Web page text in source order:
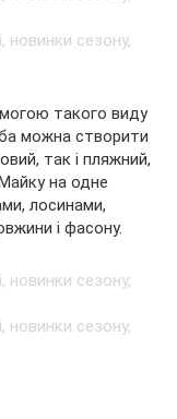
такого виду
можна створити
так і пляжний,
на одне
лосинами,
і фасону.